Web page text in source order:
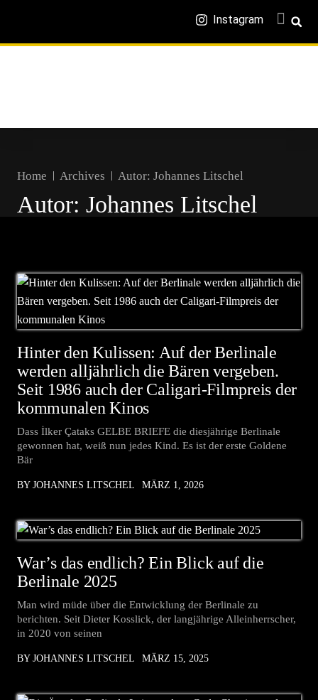
Instagram
Home Archives Autor: Johannes Litschel
Autor: Johannes Litschel
Hinter den Kulissen: Auf der Berlinale
werden alljährlich die Bären vergeben.
Seit 1986 auch der Caligari-Filmpreis der
kommunalen Kinos
Dass İlker Çataks GELBE BRIEFE die diesjährige Berlinale
gewonnen hat, weiß nun jedes Kind. Es ist der erste Goldene
Bär
BY JOHANNES LITSCHEL MÄRZ 1, 2026
War’s das endlich? Ein Blick auf die
Berlinale 2025
Man wird müde über die Entwicklung der Berlinale zu
berichten. Seit Dieter Kosslick, der langjährige Alleinherrscher,
in 2020 von seinen
BY JOHANNES LITSCHEL MÄRZ 15, 2025